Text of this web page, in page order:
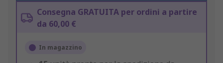
Consegna GRATUITA per ordini a partire
da 60,00 €
In magazzino